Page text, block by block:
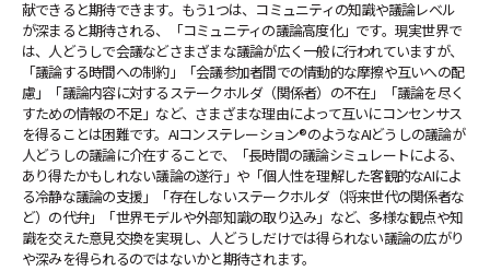
献できると期待できます。もう1つは、コミュニティの知識や議論レベル
が深まると期待される、「コミュニティの議論高度化」です。現実世界で
は、人どうしで会議などさまざまな議論が広く一般に行われていますが、
「議論する時間への制約」「会議参加者間での情動的な摩擦や互いへの配
慮」「議論内容に対するステークホルダ（関係者）の不在」「議論を尽く
すための情報の不足」など、さまざまな理由によって互いにコンセンサス
を得ることは困難です。AIコンステレーション®のようなAIどうしの議論が
人どうしの議論に介在することで、「長時間の議論シミュレートによる、
あり得たかもしれない議論の遂行」や「個人性を理解した客観的なAIによ
る冷静な議論の支援」「存在しないステークホルダ（将来世代の関係者な
ど）の代弁」「世界モデルや外部知識の取り込み」など、多様な観点や知
識を交えた意見交換を実現し、人どうしだけでは得られない議論の広がり
や深みを得られるのではないかと期待されます。